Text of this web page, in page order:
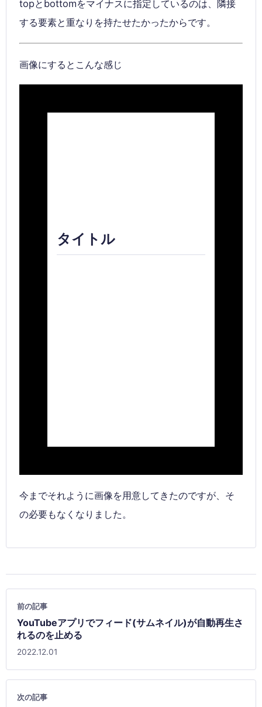
topとbottomをマイナスに指定しているのは、隣接
する要素と重なりを持たせたかったからです。
画像にするとこんな感じ
タイトル
今までそれように画像を用意してきたのですが、そ
の必要もなくなりました。
前の記事
YouTubeアプリでフィード(サムネイル)が自動再生さ
れるのを止める
2022.12.01
次の記事